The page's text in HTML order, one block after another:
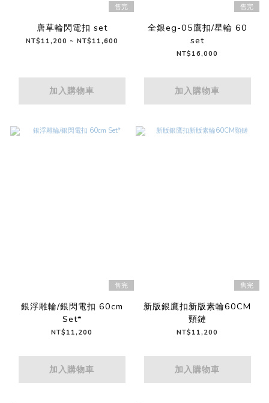
售完
唐草輪閃電扣 set
NT$11,200 ~ NT$11,600
加入購物車
售完
全銀eg-05鷹扣/星輪 60
set
NT$16,000
加入購物車
售完
銀浮雕輪/銀閃電扣 60cm
Set*
NT$11,200
加入購物車
售完
新版銀鷹扣新版素輪60CM
頸鏈
NT$11,200
加入購物車